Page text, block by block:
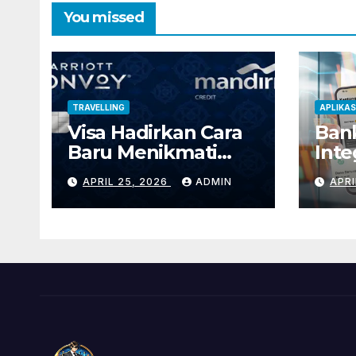
You missed
TRAVELLING
Visa Hadirkan Cara
Baru Menikmati
Travelling lewat
Marriott Bonvoy
Mandiri Credit Card
APRIL 25, 2026 ADMIN